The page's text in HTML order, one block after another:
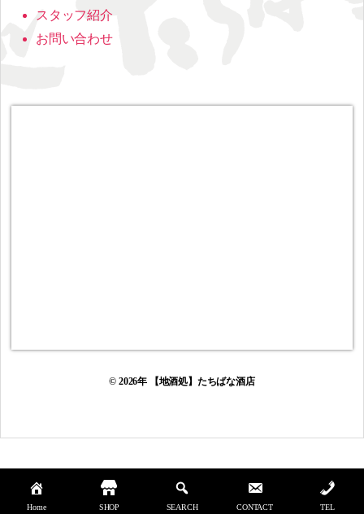
スタッフ紹介
お問い合わせ
© 2026年 【地酒処】たちばな酒店
Home SHOP SEARCH CONTACT TEL